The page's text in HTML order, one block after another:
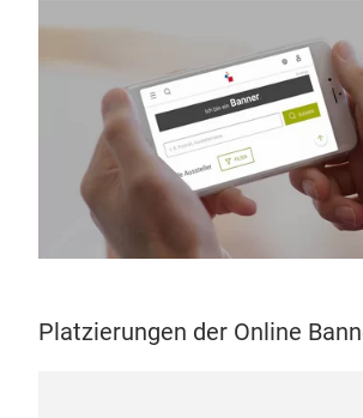
Platzierungen der Online